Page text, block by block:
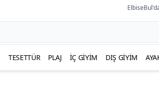
TESETTÜR PLAJ İÇ GIYIM DIŞ GIYIM